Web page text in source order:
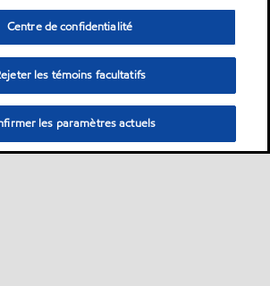
Centre de confidentialité
les témoins facultatifs
les paramètres actuels